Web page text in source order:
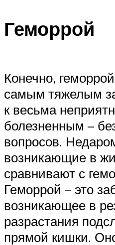
Геморрой
Конечно,
самым тяжелым
к весьма
болезненным –
вопросов.
возникающие в
сравнивают с
Геморрой – это
возникающее в
разрастания
прямой кишки.